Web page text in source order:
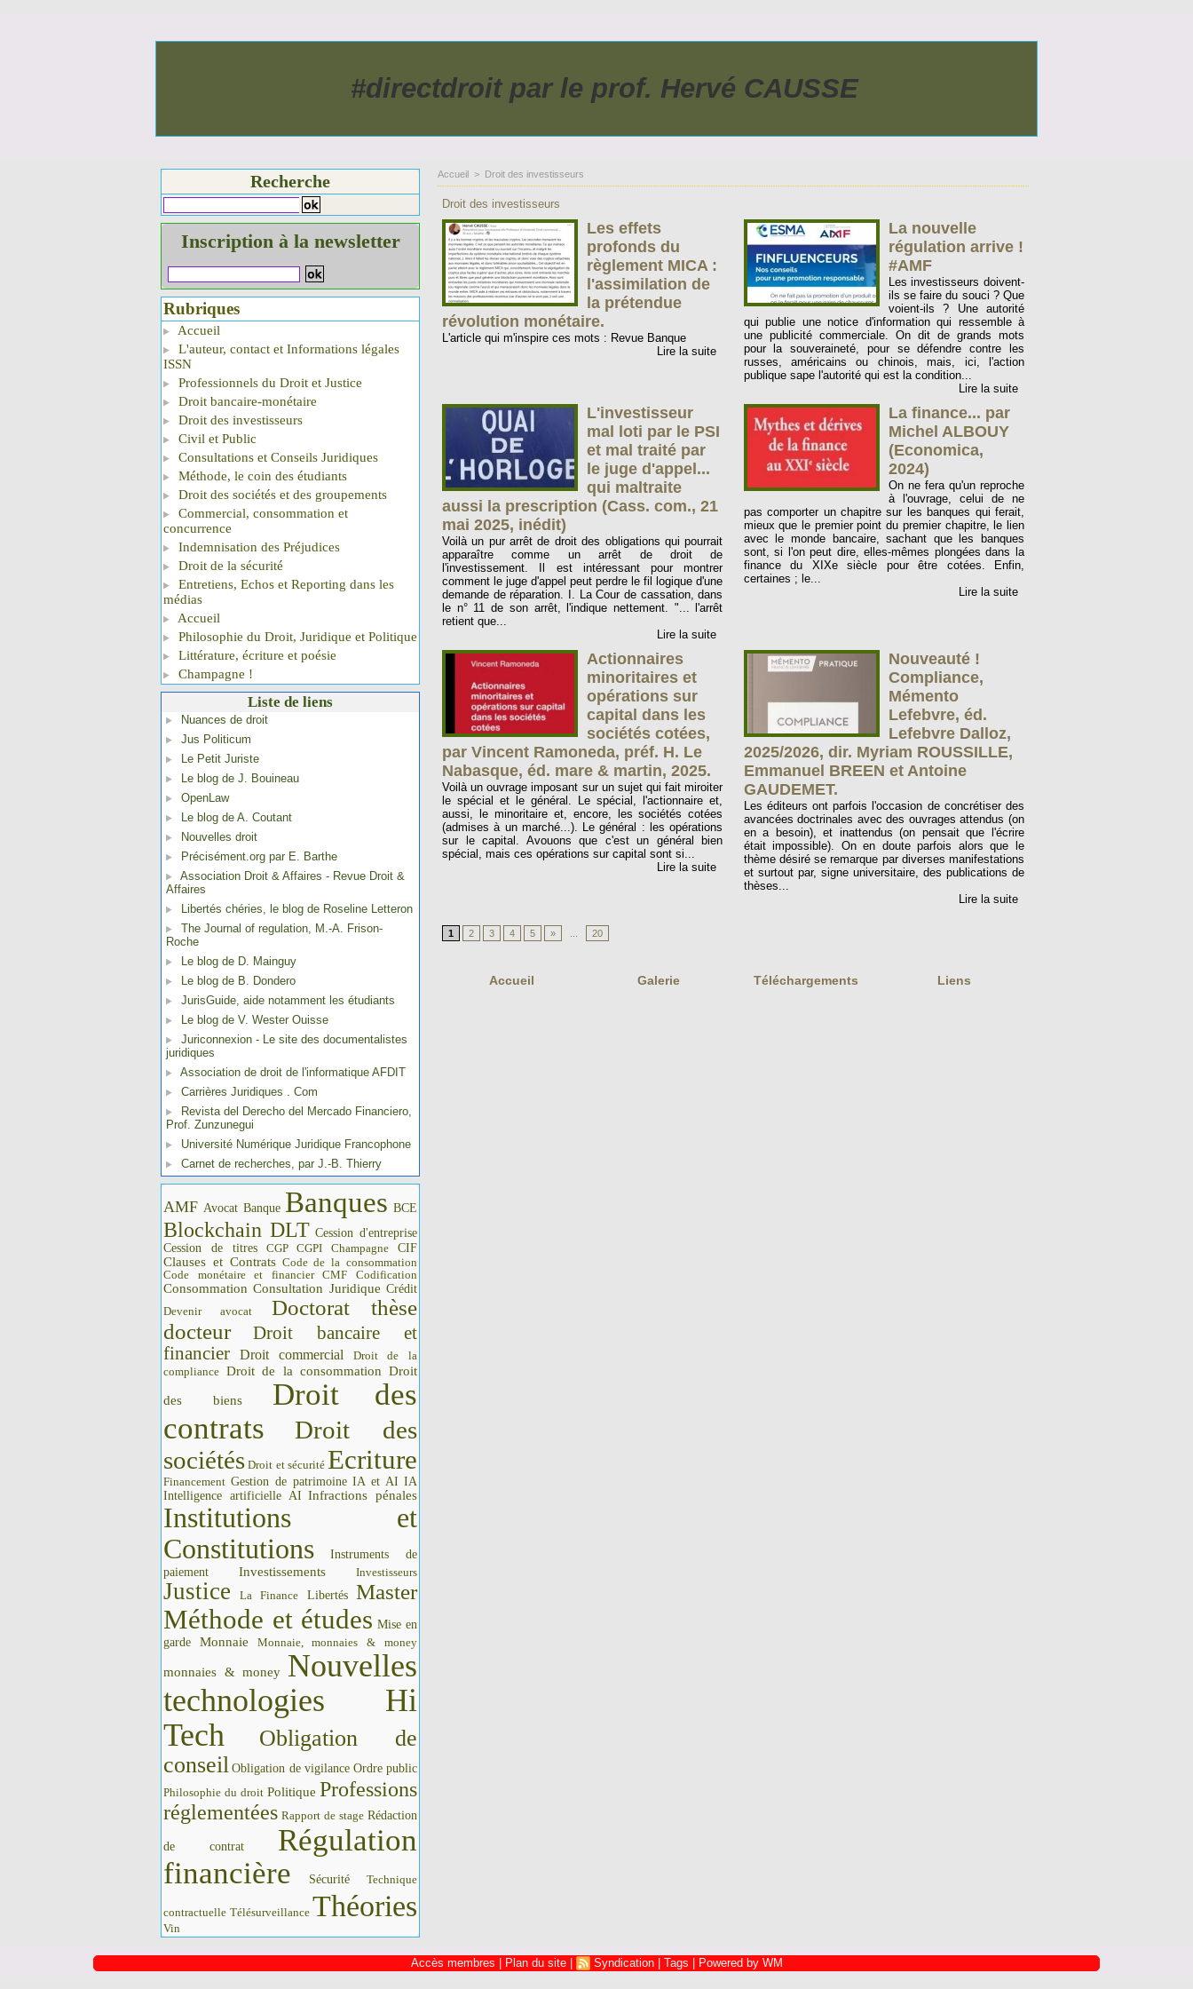
#directdroit par le prof. Hervé CAUSSE
Recherche
Inscription à la newsletter
Rubriques
Accueil
L'auteur, contact et Informations légales
ISSN
Professionnels du Droit et Justice
Droit bancaire-monétaire
Droit des investisseurs
Civil et Public
Consultations et Conseils Juridiques
Méthode, le coin des étudiants
Droit des sociétés et des groupements
Commercial, consommation et
concurrence
Indemnisation des Préjudices
Droit de la sécurité
Entretiens, Echos et Reporting dans les
médias
Accueil
Philosophie du Droit, Juridique et Politique
Littérature, écriture et poésie
Champagne !
Liste de liens
Nuances de droit
Jus Politicum
Le Petit Juriste
Le blog de J. Bouineau
OpenLaw
Le blog de A. Coutant
Nouvelles droit
Précisément.org par E. Barthe
Association Droit & Affaires - Revue Droit &
Affaires
Libertés chéries, le blog de Roseline Letteron
The Journal of regulation, M.-A. Frison-
Roche
Le blog de D. Mainguy
Le blog de B. Dondero
JurisGuide, aide notamment les étudiants
Le blog de V. Wester Ouisse
Juriconnexion - Le site des documentalistes
juridiques
Association de droit de l'informatique AFDIT
Carrières Juridiques . Com
Revista del Derecho del Mercado Financiero,
Prof. Zunzunegui
Université Numérique Juridique Francophone
Carnet de recherches, par J.-B. Thierry
AMF Avocat Banque Banques BCE
Blockchain DLT Cession d'entreprise
Cession de titres
CGP CGPI Champagne CIF
Clauses et Contrats Code de la consommation
Code monétaire et financier CMF
Codification
Consommation Consultation Juridique Crédit
Devenir avocat
Doctorat thèse
docteur
Droit bancaire et
financier
Droit commercial
Droit de la
compliance Droit de la consommation Droit
des biens
Droit des
contrats
Droit des
sociétés Droit et sécurité Ecriture
Financement Gestion de patrimoine IA et AI IA
Intelligence artificielle AI Infractions pénales
Institutions et
Constitutions
Instruments de
paiement
Investissements Investisseurs
Justice La Finance Libertés Master
Méthode et études Mise en
garde
Monnaie Monnaie, monnaies & money
monnaies & money Nouvelles
technologies Hi
Tech
Obligation de
conseil Obligation de vigilance Ordre public
Philosophie du droit Politique Professions
réglementées Rapport de stage Rédaction
de contrat
Régulation
financière
Sécurité Technique
contractuelle Télésurveillance Théories
Vin
Accueil > Droit des investisseurs
Droit des investisseurs
Les effets
profonds du
règlement MICA :
l'assimilation de
la prétendue
révolution monétaire.
L'article qui m'inspire ces mots : Revue Banque
Lire la suite
La nouvelle
régulation arrive !
#AMF
Les investisseurs doivent-
ils se faire du souci ? Que
voient-ils ? Une autorité
qui publie une notice d'information qui ressemble à
une publicité commerciale. On dit de grands mots
pour la souveraineté, pour se défendre contre les
russes, américains ou chinois, mais, ici, l'action
publique sape l'autorité qui est la condition...
Lire la suite
L'investisseur
mal loti par le PSI
et mal traité par
le juge d'appel...
qui maltraite
aussi la prescription (Cass. com., 21
mai 2025, inédit)
Voilà un pur arrêt de droit des obligations qui pourrait
apparaître comme un arrêt de droit de
l'investissement. Il est intéressant pour montrer
comment le juge d'appel peut perdre le fil logique d'une
demande de réparation. I. La Cour de cassation, dans
le n° 11 de son arrêt, l'indique nettement. "... l'arrêt
retient que...
Lire la suite
La finance... par
Michel ALBOUY
(Economica,
2024)
On ne fera qu'un reproche
à l'ouvrage, celui de ne
pas comporter un chapitre sur les banques qui ferait,
mieux que le premier point du premier chapitre, le lien
avec le monde bancaire, sachant que les banques
sont, si l'on peut dire, elles-mêmes plongées dans la
finance du XIXe siècle pour être cotées. Enfin,
certaines ; le...
Lire la suite
Actionnaires
minoritaires et
opérations sur
capital dans les
sociétés cotées,
par Vincent Ramoneda, préf. H. Le
Nabasque, éd. mare & martin, 2025.
Voilà un ouvrage imposant sur un sujet qui fait miroiter
le spécial et le général. Le spécial, l'actionnaire et,
aussi, le minoritaire et, encore, les sociétés cotées
(admises à un marché...). Le général : les opérations
sur le capital. Avouons que c'est un général bien
spécial, mais ces opérations sur capital sont si...
Lire la suite
Nouveauté !
Compliance,
Mémento
Lefebvre, éd.
Lefebvre Dalloz,
2025/2026, dir. Myriam ROUSSILLE,
Emmanuel BREEN et Antoine
GAUDEMET.
Les éditeurs ont parfois l'occasion de concrétiser des
avancées doctrinales avec des ouvrages attendus (on
en a besoin), et inattendus (on pensait que l'écrire
était impossible). On en doute parfois alors que le
thème désiré se remarque par diverses manifestations
et surtout par, signe universitaire, des publications de
thèses...
Lire la suite
1 2 3 4 5 » 20
Accueil Galerie Téléchargements Liens
Accès membres Plan du site Syndication Tags Powered by WM